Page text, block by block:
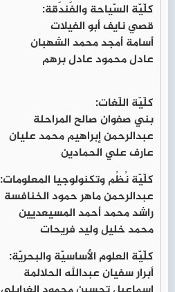
كلّيّة السّياحة والفَندَقة:
قصي نايف أبو الفيلات
أسامة أمجد محمد الشهبان
عادل محمود عادل برهم
كلّيّة اللّغات:
بني صفوان صالح المراحلة
عبدالرحمن إبراهيم محمد عليان
عارف علي الحمادين
كلّيّة نُظُم وتكنولوجيا المعلومات:
عبدالرحمن ماهر حمود الخنافسة
راشد محمد أحمد المسيعديين
محمد خليل وليد فريحات
كلّيّة العلوم الأساسيّة والبحريّة:
أبرار سفيان عبدالله الحلالمة